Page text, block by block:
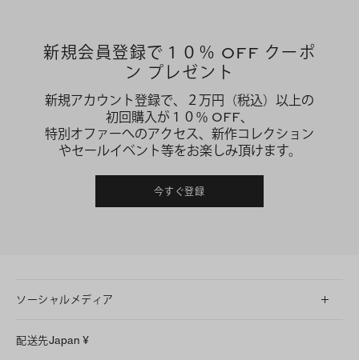
新規会員登録で１０％ OFF クーポ
ン プレゼント
新規アカウント登録で、２万円（税込）以上の
初回購入が１０％ OFF、
特別オファーへのアクセス、新作コレクション
やセールイベント等をお楽しみ頂けます。
今すぐ登録
ソーシャルメディア
配送先Japan ¥